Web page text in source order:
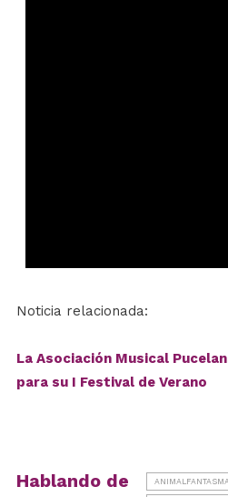
Noticia relacionada:
La Asociación Musical
para su I Festival de Verano
Hablando de ANIMALFANTASMA